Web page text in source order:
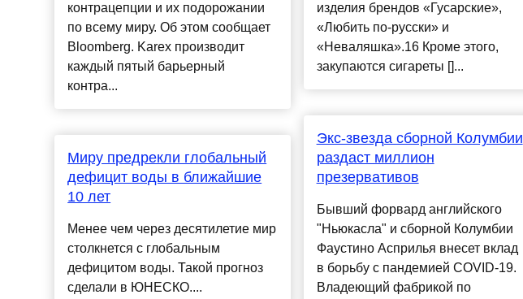
контрацепции и их подорожании
по всему миру. Об этом сообщает
Bloomberg. Karex производит
каждый пятый барьерный
контра...
Миру предрекли глобальный
дефицит воды в ближайшие
10 лет
Менее чем через десятилетие мир
столкнется с глобальным
дефицитом воды. Такой прогноз
сделали в ЮНЕСКО....
изделия брендов «Гусарские»,
«Любить по-русски» и
«Неваляшка».16 Кроме этого,
закупаются сигареты []...
Экс-звезда сборной Колумбии
раздаст миллион
презервативов
Бывший форвард английского
"Ньюкасла" и сборной Колумбии
Фаустино Асприлья внесет вклад
в борьбу с пандемией COVID-19.
Владеющий фабрикой по